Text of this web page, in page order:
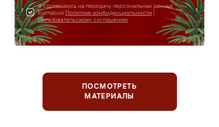
Я соглашаюсь на передачу персональных данных
согласно Политике конфиденциальности
Пользовательскому соглашению
ПОСМОТРЕТЬ
МАТЕРИАЛЫ